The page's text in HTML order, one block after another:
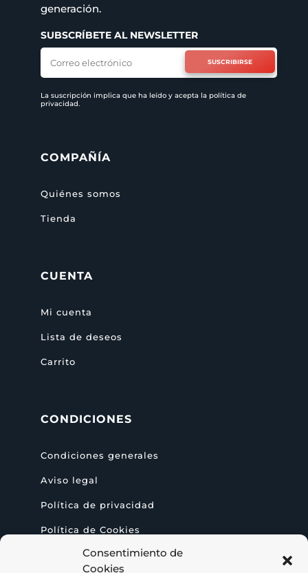
Consentimiento de
Cookies
generación.
SUBSCRÍBETE AL NEWSLETTER
SUSCRIBIRSE
La suscripción implica que ha leído y acepta la política de
privacidad.
COMPAÑÍA
Quiénes somos
Tienda
CUENTA
Mi cuenta
Lista de deseos
Carrito
CONDICIONES
Condiciones generales
Aviso legal
Política de privacidad
Política de Cookies
Accesibilidad